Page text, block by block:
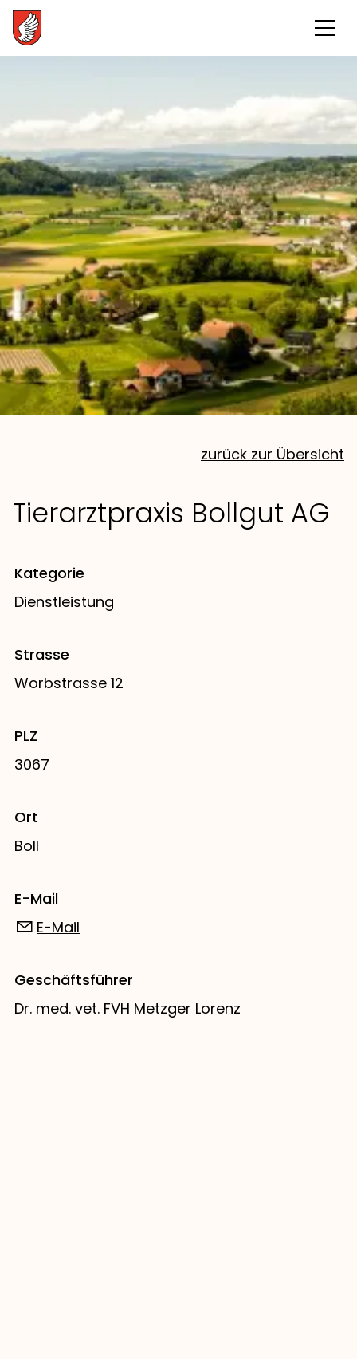
zurück zur Übersicht
Tierarztpraxis Bollgut AG
Kategorie
Dienstleistung
Strasse
Worbstrasse 12
PLZ
3067
Ort
Boll
E-Mail
E-Mail
Geschäftsführer
Dr. med. vet. FVH Metzger Lorenz